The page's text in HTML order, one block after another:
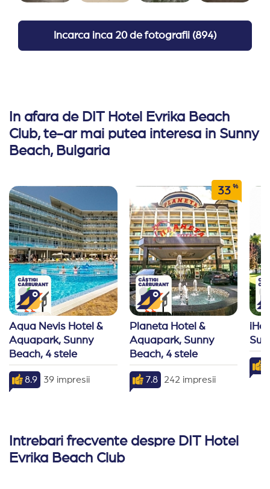
Incarca inca 20 de fotografii (894)
In afara de DIT Hotel Evrika Beach
Club, te-ar mai putea interesa in Sunny
Beach, Bulgaria
Aqua Nevis Hotel &
Aquapark, Sunny
Beach, 4 stele
8.9 39 impresii
33 %
Planeta Hotel &
Aquapark, Sunny
Beach, 4 stele
7.8 242 impresii
Intrebari frecvente despre DIT Hotel
Evrika Beach Club